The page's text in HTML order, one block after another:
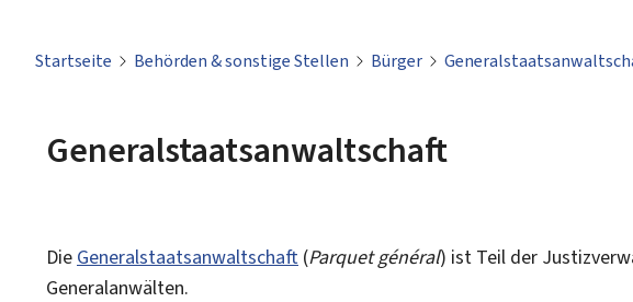
Startseite Behörden & sonstige Stellen Bürger
Generalstaatsanwaltschaft
Die Generalstaatsanwaltschaft (Parquet général) ist Teil der
Generalanwälten.